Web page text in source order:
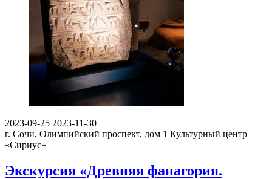
2023-09-25 2023-11-30
г. Сочи, Олимпийский проспект, дом 1 Культурный центр
«Сириус»
Экскурсия «Древняя фанагория.